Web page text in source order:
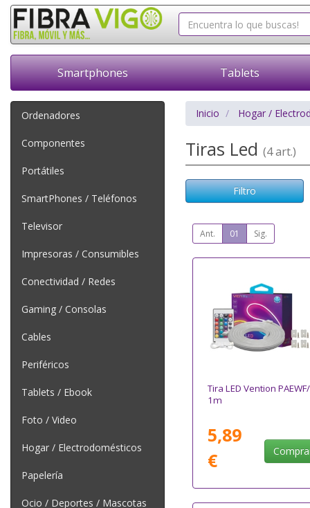
Smartphones Tablets
Ordenadores
Componentes
Portátiles
SmartPhones / Teléfonos
Televisor
Impresoras / Consumibles
Conectividad / Redes
Gaming / Consolas
Cables
Periféricos
Tablets / Ebook
Foto / Video
Hogar / Electrodomésticos
Papelería
Ocio / Deportes / Mascotas
Inicio Hogar /
Tiras Led (4 art.)
Filtro
Ant. 01 Sig.
Tira LED Vention PAEWF/
1m
5,89
€